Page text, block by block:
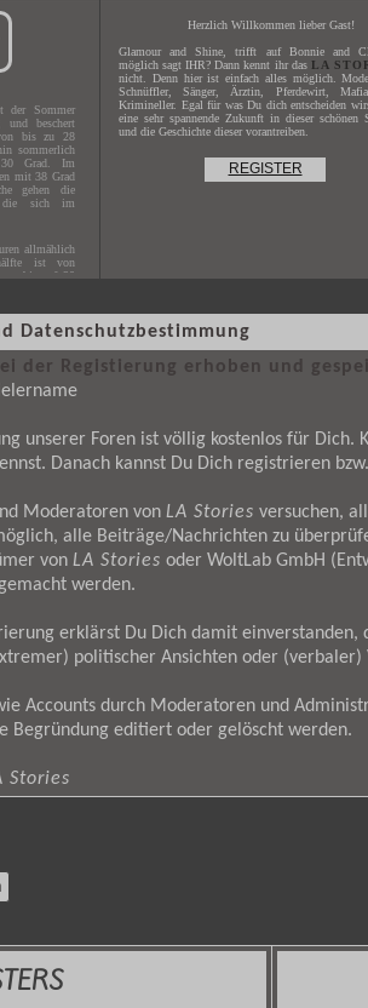
der Sommer
und beschert
bis zu 28
sommerlich
Grad. Im
mit 38 Grad
gehen die
die sich im
allmählich
ist von
bis auf 20
Jahres2017.
.
Herzlich Willkommen lieber Gast!
Glamour and Shine, trifft auf Bonnie and
möglich sagt IHR? Dann kennt ihr das LA
nicht. Denn hier ist einfach alles möglich.
Schnüffler, Sänger, Ärztin, Pferdewirt,
Krimineller. Egal für was Du dich entscheiden
eine sehr spannende Zukunft in dieser schönen
und die Geschichte dieser vorantreiben.
REGISTER
Datenschutzbestimmung
der Registierung erhoben und
unserer Foren ist völlig kostenlos für
Danach kannst Du Dich registrieren
Moderatoren von LA Stories versuchen,
alle Beiträge/Nachrichten zu
von LA Stories oder WoltLab GmbH
werden.
erklärst Du Dich damit einverstanden,
politischer Ansichten oder (verbaler)
Accounts durch Moderatoren und
Begründung editiert oder gelöscht werden.
Stories